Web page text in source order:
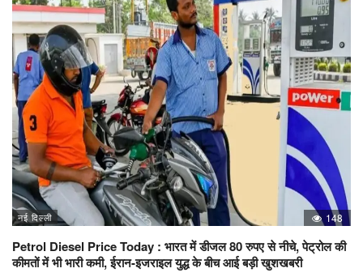
नई दिल्ली 148
Petrol Diesel Price Today : भारत में डीजल 80 रुपए से नीचे, पेट्रोल की
कीमतों में भी भारी कमी, ईरान-इजराइल युद्ध के बीच आई बड़ी खुशखबरी